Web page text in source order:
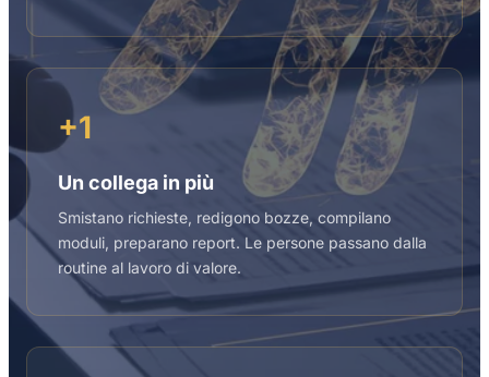
+1
Un collega in più
Smistano richieste, redigono bozze, compilano
moduli, preparano report. Le persone passano dalla
routine al lavoro di valore.